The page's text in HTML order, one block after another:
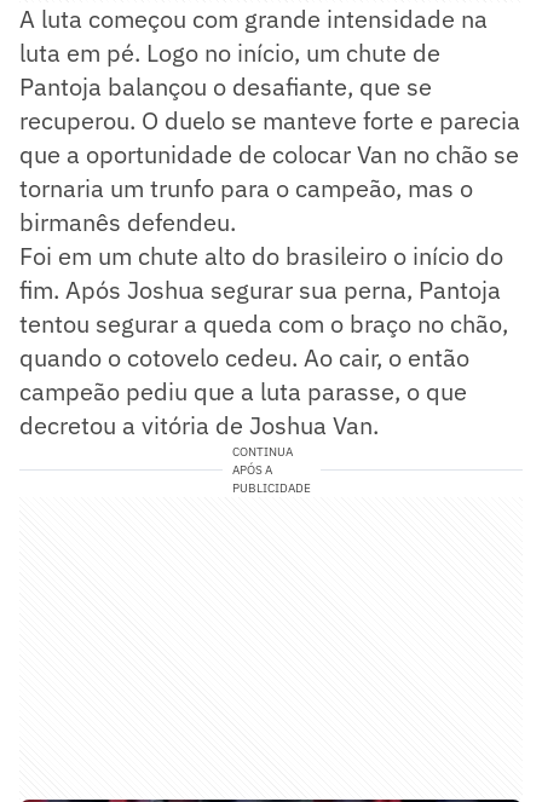
A luta começou com grande intensidade na
luta em pé. Logo no início, um chute de
Pantoja balançou o desafiante, que se
recuperou. O duelo se manteve forte e parecia
que a oportunidade de colocar Van no chão se
tornaria um trunfo para o campeão, mas o
birmanês defendeu.
Foi em um chute alto do brasileiro o início do
fim. Após Joshua segurar sua perna, Pantoja
tentou segurar a queda com o braço no chão,
quando o cotovelo cedeu. Ao cair, o então
campeão pediu que a luta parasse, o que
decretou a vitória de Joshua Van.
CONTINUA
APÓS A
PUBLICIDADE